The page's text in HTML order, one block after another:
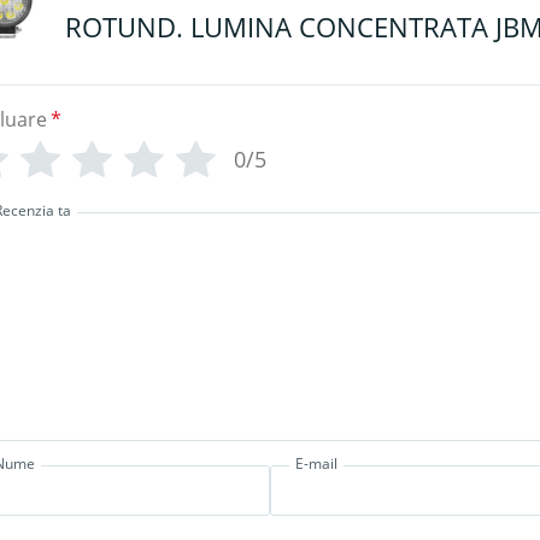
ROTUND. LUMINA CONCENTRATA
*
0/5
ta
E-mail